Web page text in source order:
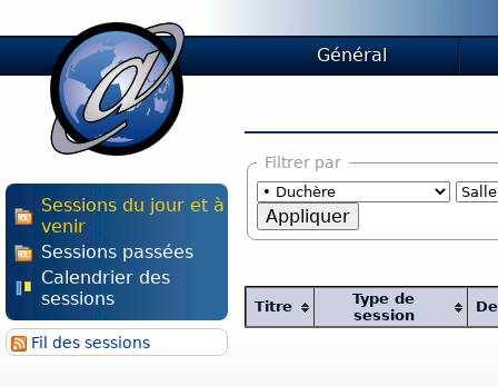
Filtrer par
Titre
Type de
session
Sessions du jour et à
venir
Sessions passées
Calendrier des
sessions
Fil des sessions
Général